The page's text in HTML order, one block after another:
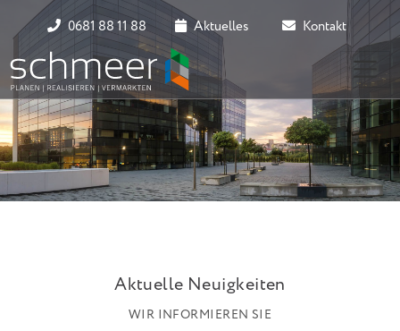
0681 88 11 88 Aktuelles Kontakt
Aktuelle Neuigkeiten
WIR INFORMIEREN SIE